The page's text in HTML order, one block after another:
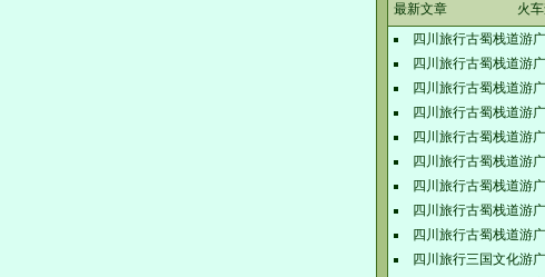
最新文章 火
四川旅行古蜀栈道游
四川旅行古蜀栈道游
四川旅行古蜀栈道游
四川旅行古蜀栈道游
四川旅行古蜀栈道游
四川旅行古蜀栈道游
四川旅行古蜀栈道游
四川旅行古蜀栈道游
四川旅行古蜀栈道游
四川旅行三国文化游